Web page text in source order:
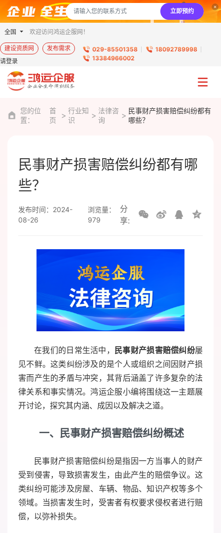
立即预约
全国 欢迎访问鸿运企服网！
建设资质网
发布需求
请登录
029-85501358
18092789998
13384966002
您的位
置：
首
页
行业知
识
法律咨
询
民事财产损害赔偿纠纷都有
哪些？
民事财产损害赔偿纠纷都有哪
些？
发布时间：2024-
08-26
浏览量：
979
分
享:
在我们的日常生活中， 民事财产损害赔偿纠纷屡
见不鲜。这类纠纷涉及的是个人或组织之间因财产损
害而产生的矛盾与冲突，其背后涵盖了许多复杂的法
律关系和事实情况。鸿运企服小编将围绕这一主题展
开讨论，探究其内涵、成因以及解决之道。
一、民事财产损害赔偿纠纷概述
民事财产损害赔偿纠纷是指因一方当事人的财产
受到侵害，导致损害发生，由此产生的赔偿争议。这
类纠纷可能涉及房屋、车辆、物品、知识产权等多个
领域。当损害发生时，受害者有权要求侵权者进行赔
偿，以弥补损失。